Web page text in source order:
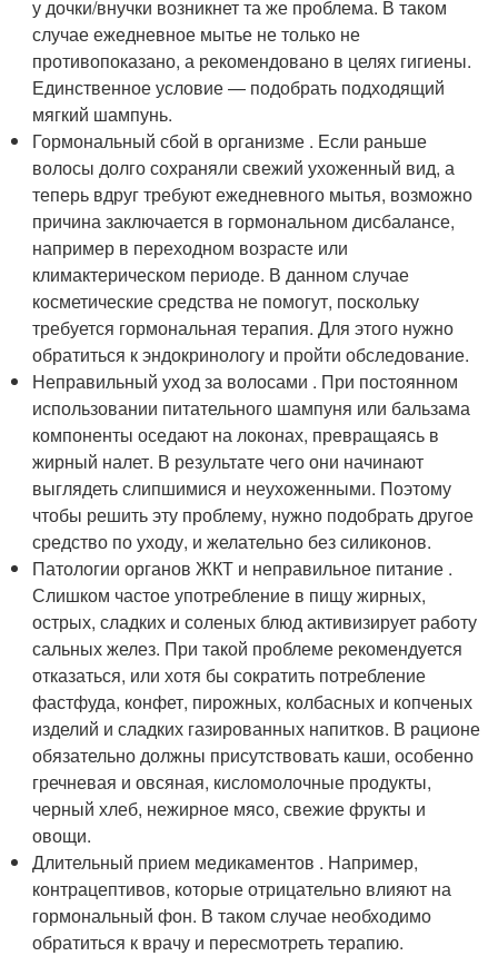
у дочки/внучки возникнет та же проблема. В таком
случае ежедневное мытье не только не
противопоказано, а рекомендовано в целях гигиены.
Единственное условие — подобрать подходящий
мягкий шампунь.
Гормональный сбой в организме . Если раньше
волосы долго сохраняли свежий ухоженный вид, а
теперь вдруг требуют ежедневного мытья, возможно
причина заключается в гормональном дисбалансе,
например в переходном возрасте или
климактерическом периоде. В данном случае
косметические средства не помогут, поскольку
требуется гормональная терапия. Для этого нужно
обратиться к эндокринологу и пройти обследование.
Неправильный уход за волосами . При постоянном
использовании питательного шампуня или бальзама
компоненты оседают на локонах, превращаясь в
жирный налет. В результате чего они начинают
выглядеть слипшимися и неухоженными. Поэтому
чтобы решить эту проблему, нужно подобрать другое
средство по уходу, и желательно без силиконов.
Патологии органов ЖКТ и неправильное питание .
Слишком частое употребление в пищу жирных,
острых, сладких и соленых блюд активизирует работу
сальных желез. При такой проблеме рекомендуется
отказаться, или хотя бы сократить потребление
фастфуда, конфет, пирожных, колбасных и копченых
изделий и сладких газированных напитков. В рационе
обязательно должны присутствовать каши, особенно
гречневая и овсяная, кисломолочные продукты,
черный хлеб, нежирное мясо, свежие фрукты и
овощи.
Длительный прием медикаментов . Например,
контрацептивов, которые отрицательно влияют на
гормональный фон. В таком случае необходимо
обратиться к врачу и пересмотреть терапию.